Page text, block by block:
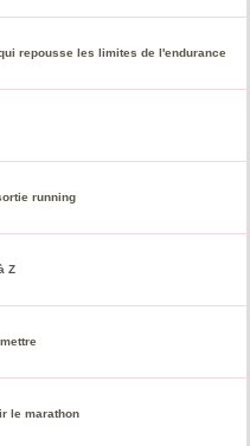
repousse les limites de l'endurance
running
Z
le marathon